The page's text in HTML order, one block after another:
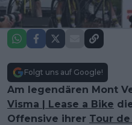
Folgt uns auf Google!
Am legendären Mont
Visma | Lease a Bike
Offensive ihrer Tour de